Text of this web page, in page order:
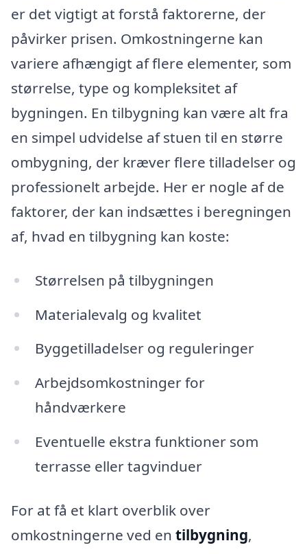
er det vigtigt at forstå faktorerne, der
påvirker prisen. Omkostningerne kan
variere afhængigt af flere elementer, som
størrelse, type og kompleksitet af
bygningen. En tilbygning kan være alt fra
en simpel udvidelse af stuen til en større
ombygning, der kræver flere tilladelser og
professionelt arbejde. Her er nogle af de
faktorer, der kan indsættes i beregningen
af, hvad en tilbygning kan koste:
Størrelsen på tilbygningen
Materialevalg og kvalitet
Byggetilladelser og reguleringer
Arbejdsomkostninger for
håndværkere
Eventuelle ekstra funktioner som
terrasse eller tagvinduer
For at få et klart overblik over
omkostningerne ved en tilbygning,